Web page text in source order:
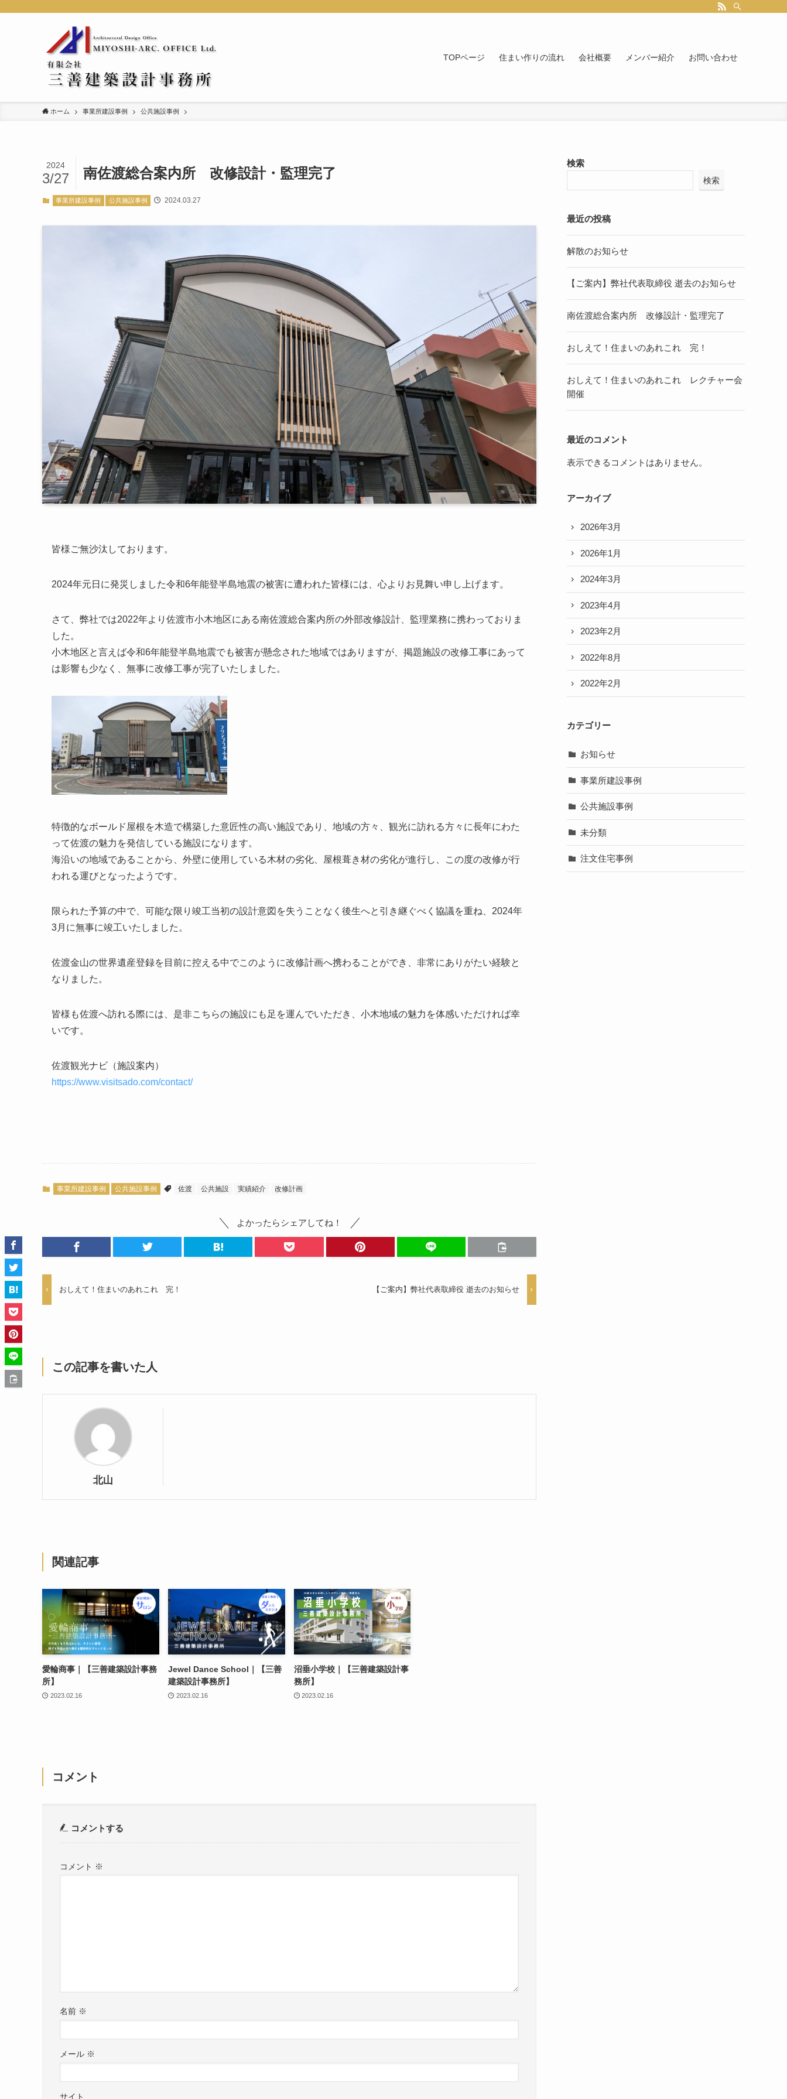
TOPページ 住まい作りの流れ 会社概要 メンバー紹介 お問い合わせ
ホーム 事業所建設事例 公共施設事例
南佐渡総合案内所 改修設計・監理完了
2024
3/27
事業所建設事例 公共施設事例 2024.03.27
皆様ご無沙汰しております。
2024年元日に発災しました令和6年能登半島地震の被害に遭われた皆様には、心よりお見舞い申し上げます。
さて、弊社では2022年より佐渡市小木地区にある南佐渡総合案内所の外部改修設計、監理業務に携わっておりま
した。
小木地区と言えば令和6年能登半島地震でも被害が懸念された地域ではありますが、掲題施設の改修工事にあって
は影響も少なく、無事に改修工事が完了いたしました。
特徴的なボールド屋根を木造で構築した意匠性の高い施設であり、地域の方々、観光に訪れる方々に長年にわた
って佐渡の魅力を発信している施設になります。
海沿いの地域であることから、外壁に使用している木材の劣化、屋根葺き材の劣化が進行し、この度の改修が行
われる運びとなったようです。
限られた予算の中で、可能な限り竣工当初の設計意図を失うことなく後生へと引き継ぐべく協議を重ね、2024年
3月に無事に竣工いたしました。
佐渡金山の世界遺産登録を目前に控える中でこのように改修計画へ携わることができ、非常にありがたい経験と
なりました。
皆様も佐渡へ訪れる際には、是非こちらの施設にも足を運んでいただき、小木地域の魅力を体感いただければ幸
いです。
佐渡観光ナビ（施設案内）
https://www.visitsado.com/contact/
事業所建設事例 公共施設事例 佐渡 公共施設 実績紹介 改修計画
よかったらシェアしてね！
おしえて！住まいのあれこれ 完！ 【ご案内】弊社代表取締役 逝去のお知らせ
この記事を書いた人
北山
関連記事
愛輪商事｜【三善建築設計事務
所】
2023.02.16
Jewel Dance School｜【三善
建築設計事務所】
2023.02.16
沼垂小学校｜【三善建築設計事
務所】
2023.02.16
コメント
コメントする
コメント ※
名前 ※
メール ※
サイト
検索
検索
最近の投稿
解散のお知らせ
【ご案内】弊社代表取締役 逝去のお知らせ
南佐渡総合案内所 改修設計・監理完了
おしえて！住まいのあれこれ 完！
おしえて！住まいのあれこれ レクチャー会
開催
最近のコメント
表示できるコメントはありません。
アーカイブ
2026年3月
2026年1月
2024年3月
2023年4月
2023年2月
2022年8月
2022年2月
カテゴリー
お知らせ
事業所建設事例
公共施設事例
未分類
注文住宅事例